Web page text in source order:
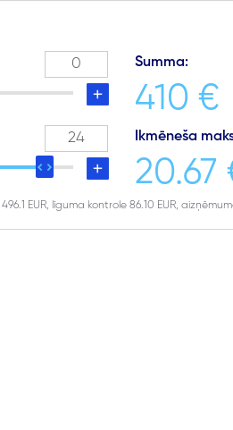
Summa:
410 €
Ikmēneša
20.67
496.1 EUR, līguma kontrole 86.10 EUR,